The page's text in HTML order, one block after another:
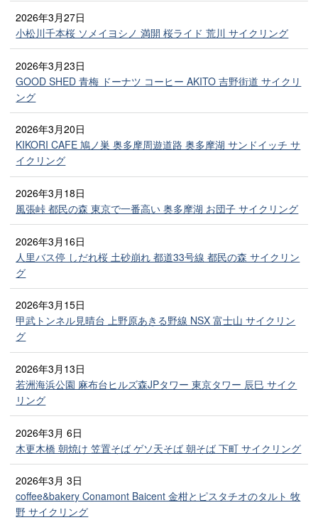
2026年3月27日
小松川千本桜 ソメイヨシノ 満開 桜ライド 荒川 サイクリング
2026年3月23日
GOOD SHED 青梅 ドーナツ コーヒー AKITO 吉野街道 サイクリ
ング
2026年3月20日
KIKORI CAFE 鳩ノ巣 奥多摩周遊道路 奥多摩湖 サンドイッチ サ
イクリング
2026年3月18日
風張峠 都民の森 東京で一番高い 奥多摩湖 お団子 サイクリング
2026年3月16日
人里バス停 しだれ桜 土砂崩れ 都道33号線 都民の森 サイクリン
グ
2026年3月15日
甲武トンネル見晴台 上野原あきる野線 NSX 富士山 サイクリン
グ
2026年3月13日
若洲海浜公園 麻布台ヒルズ森JPタワー 東京タワー 辰巳 サイク
リング
2026年3月 6日
木更木橋 朝焼け 笠置そば ゲソ天そば 朝そば 下町 サイクリング
2026年3月 3日
coffee&bakery Conamont Baicent 金柑とピスタチオのタルト 牧
野 サイクリング